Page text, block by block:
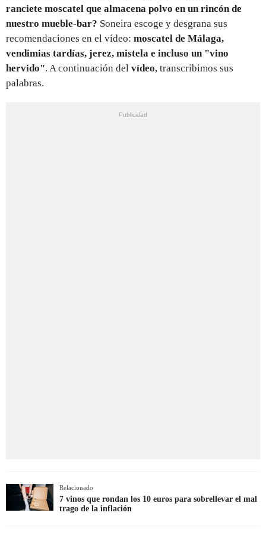
ranciete moscatel que almacena polvo en un rincón de
nuestro mueble-bar? Soneira escoge y desgrana sus
recomendaciones en el vídeo: moscatel de Málaga,
vendimias tardías, jerez, mistela e incluso un "vino
hervido". A continuación del vídeo, transcribimos sus
palabras.
Relacionado
7 vinos que rondan los 10 euros para sobrellevar el mal
trago de la inflación